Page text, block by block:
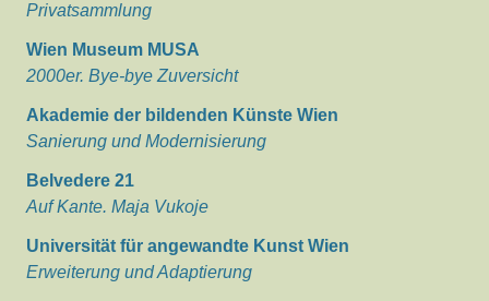
Privatsammlung
Wien Museum MUSA
2000er. Bye-bye Zuversicht
Akademie der bildenden Künste Wien
Sanierung und Modernisierung
Belvedere 21
Auf Kante. Maja Vukoje
Universität für angewandte Kunst Wien
Erweiterung und Adaptierung